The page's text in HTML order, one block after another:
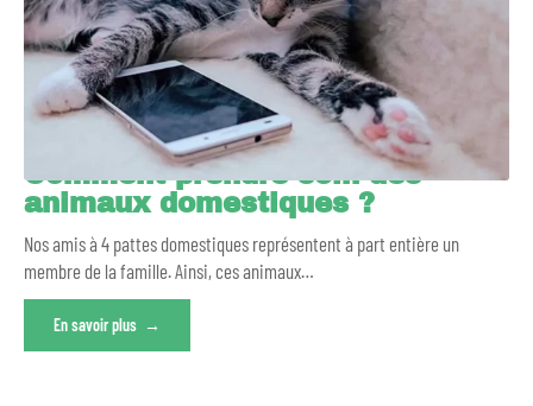
Comment prendre soin des
animaux domestiques ?
Nos amis à 4 pattes domestiques représentent à part entière un
membre de la famille. Ainsi, ces animaux…
En savoir plus